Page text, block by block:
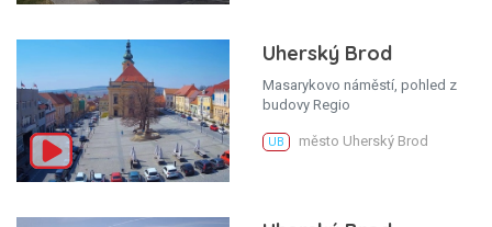
Uherský Brod
Masarykovo náměstí, pohled z
budovy Regio
UB město Uherský Brod